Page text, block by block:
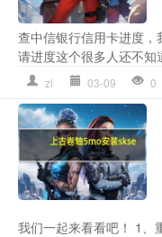
查中信银行信用卡进度
请进度这个很多人还不
zl 03-09 0
我们一起来看看吧！ 1、